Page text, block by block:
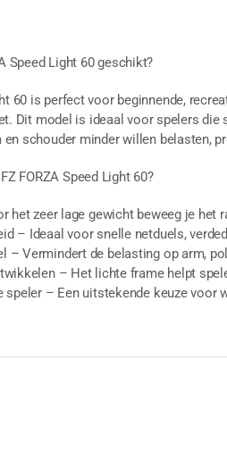
Speed Light 60 geschikt?
60 is perfect voor beginnende,
Dit model is ideaal voor spelers
en schouder minder willen belasten,
FORZA Speed Light 60?
het zeer lage gewicht beweeg je het
– Ideaal voor snelle netduels,
– Vermindert de belasting op arm,
– Het lichte frame helpt
speler – Een uitstekende keuze